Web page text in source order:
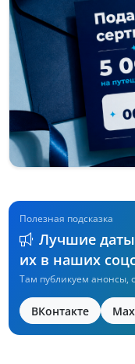
Полезная подсказка
Лучшие
их в наших
Там публикуем анонсы,
ВКонтакте Max